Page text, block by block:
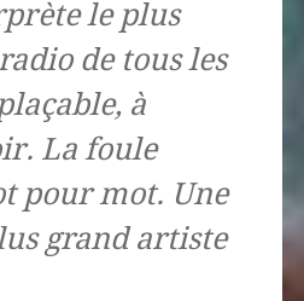
le plus
de tous les
à
La foule
pour mot. Une
grand artiste